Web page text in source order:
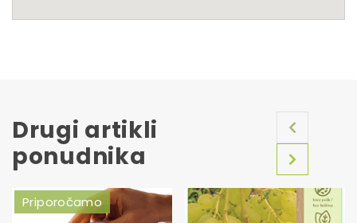
Drugi artikli
ponudnika
Priporočamo